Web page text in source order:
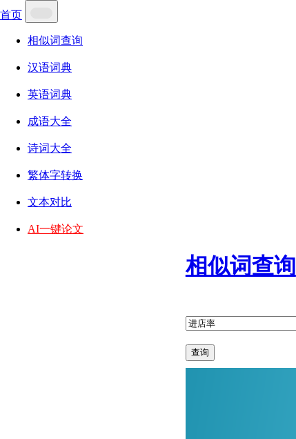
首页
相似词查询
汉语词典
英语词典
成语大全
诗词大全
繁体字转换
文本对比
AI一键论文
相似词查询
查询